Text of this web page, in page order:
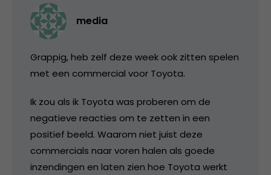
media
Grappig, heb zelf deze week ook zitten spelen
met een commercial voor Toyota.
Ik zou als ik Toyota was proberen om de
negatieve reacties om te zetten in een
positief beeld. Waarom niet juist deze
commercials naar voren halen als goede
inzendingen en laten zien hoe Toyota werkt